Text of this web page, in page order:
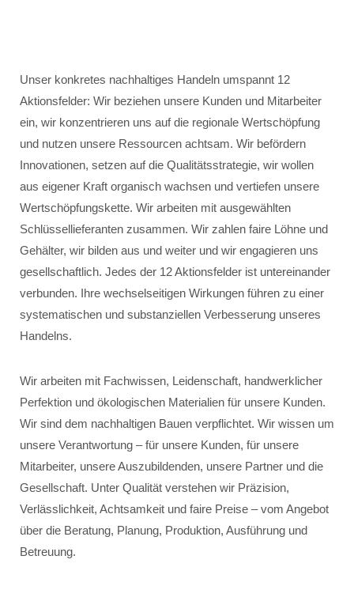
Unser konkretes nachhaltiges Handeln umspannt 12
Aktionsfelder: Wir beziehen unsere Kunden und Mitarbeiter
ein, wir konzentrieren uns auf die regionale Wertschöpfung
und nutzen unsere Ressourcen achtsam. Wir befördern
Innovationen, setzen auf die Qualitätsstrategie, wir wollen
aus eigener Kraft organisch wachsen und vertiefen unsere
Wertschöpfungskette. Wir arbeiten mit ausgewählten
Schlüssellieferanten zusammen. Wir zahlen faire Löhne und
Gehälter, wir bilden aus und weiter und wir engagieren uns
gesellschaftlich. Jedes der 12 Aktionsfelder ist untereinander
verbunden. Ihre wechselseitigen Wirkungen führen zu einer
systematischen und substanziellen Verbesserung unseres
Handelns.
Wir arbeiten mit Fachwissen, Leidenschaft, handwerklicher
Perfektion und ökologischen Materialien für unsere Kunden.
Wir sind dem nachhaltigen Bauen verpflichtet. Wir wissen um
unsere Verantwortung – für unsere Kunden, für unsere
Mitarbeiter, unsere Auszubildenden, unsere Partner und die
Gesellschaft. Unter Qualität verstehen wir Präzision,
Verlässlichkeit, Achtsamkeit und faire Preise – vom Angebot
über die Beratung, Planung, Produktion, Ausführung und
Betreuung.